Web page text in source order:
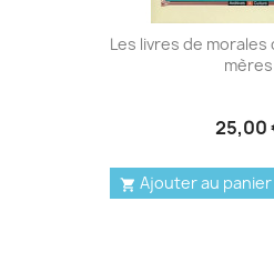
Les livres de
mères
25,00
 Ajouter au panier